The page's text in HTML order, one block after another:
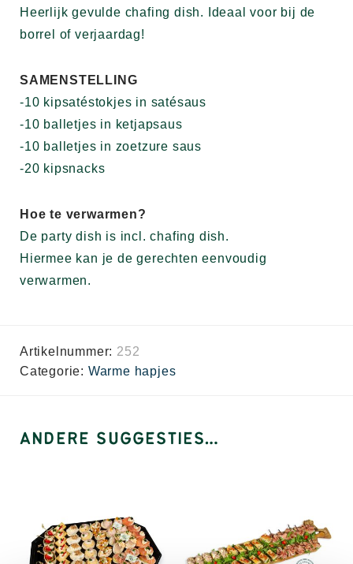
Heerlijk gevulde chafing dish. Ideaal voor bij de
borrel of verjaardag!
SAMENSTELLING
-10 kipsatéstokjes in satésaus
-10 balletjes in ketjapsaus
-10 balletjes in zoetzure saus
-20 kipsnacks
Hoe te verwarmen?
De party dish is incl. chafing dish.
Hiermee kan je de gerechten eenvoudig
verwarmen.
Artikelnummer: 252
Categorie: Warme hapjes
ANDERE SUGGESTIES…